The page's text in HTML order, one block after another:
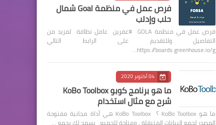
فرص عمل في منظمة Goal شمال
حلب وإدلب
فرص عمل في منظمة GOLA #عفرين عامل نظافة لمزيد من
التفاصيل وللتقديم على الرابط التالي
https://boards.greenhouse.io/g…
04 أكتوبر 2020
ما هو برنامج كوبو KoBo Toolbox
شرح مع مثال استخدام
ما هو KoBo Toolbox ؟ KoBo Toolbox هي أداة مجانية مفتوحة
المصدر لجمع البيانات المتنقلة ، ومتاحة للجميع. يسمح لك بجمع …